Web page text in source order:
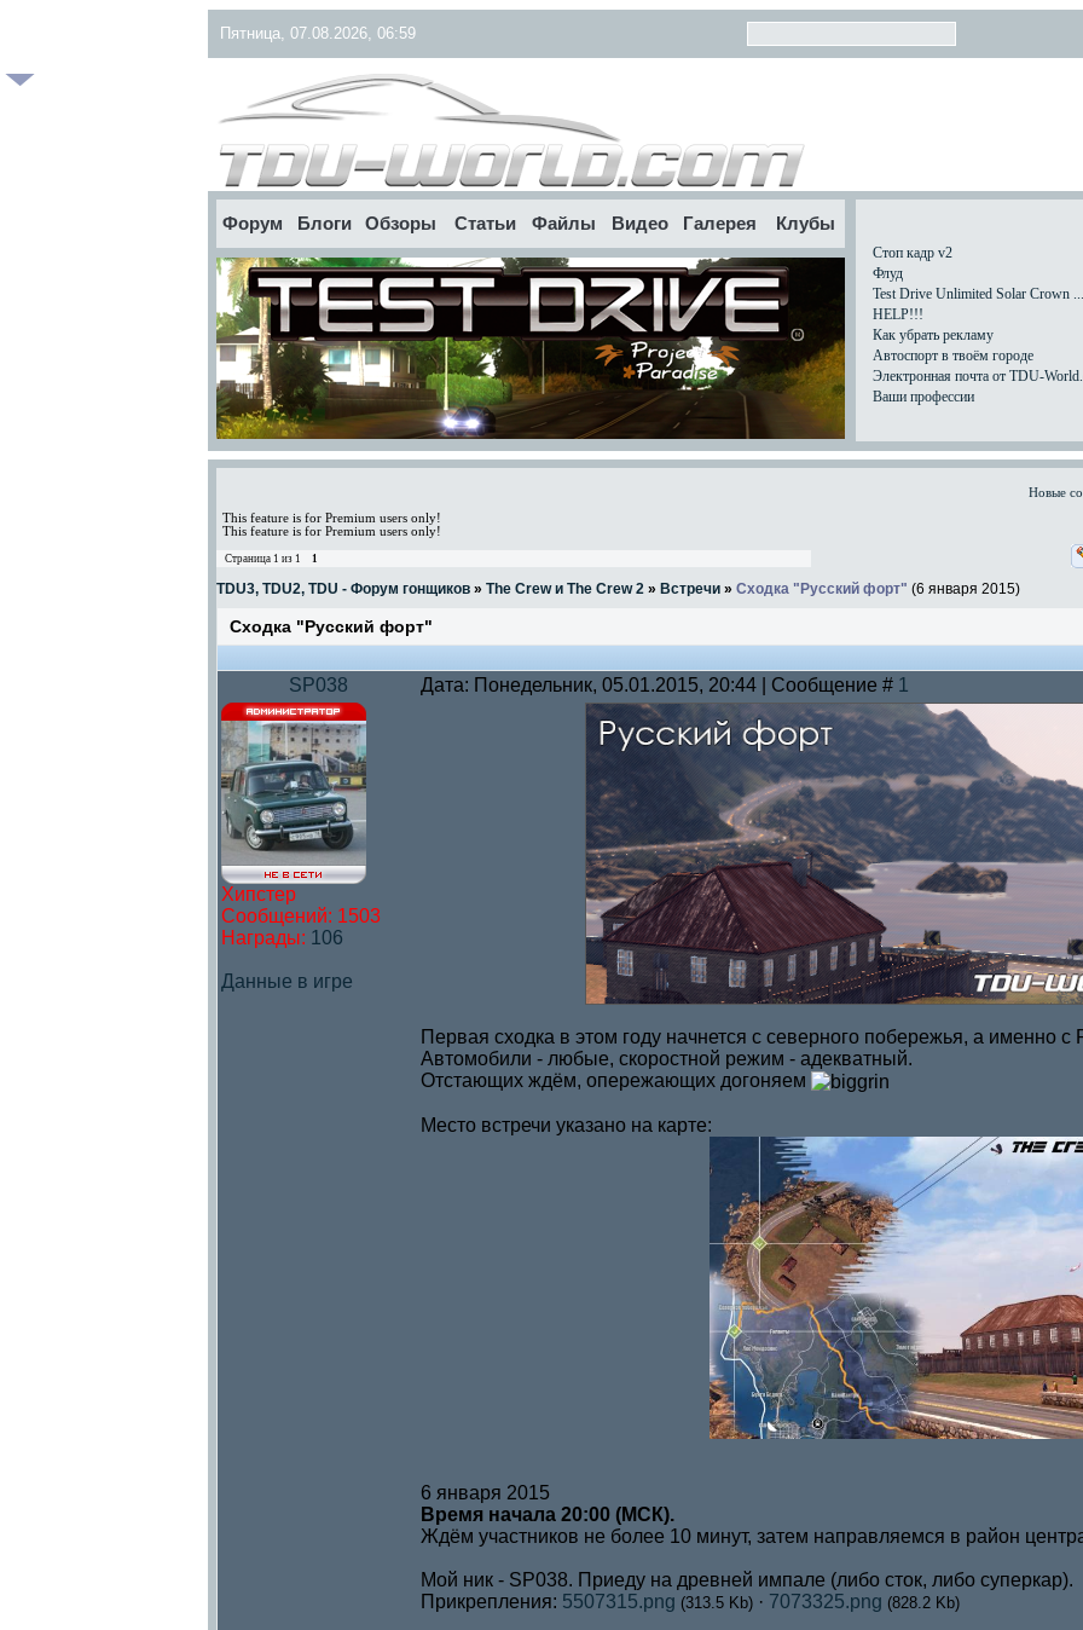
Пятница, 07.08.2026, 06:59
Форум Блоги Обзоры Статьи Файлы Видео Галерея Клубы
Стоп кадр v2
Флуд
Test Drive Unlimited Solar Crown ...
HELP!!!
Как убрать рекламу
Автоспорт в твоём городе
Электронная почта от TDU-
Ваши профессии
Новые
This feature is for Premium users only!
This feature is for Premium users only!
Страница 1 из 1 1
TDU3, TDU2, TDU - Форум гонщиков » The Crew и The Crew 2 » Встречи » Сходка "Русский форт" (6 января 2015)
Сходка "Русский форт"
SP038 Дата: Понедельник, 05.01.2015, 20:44 | Сообщение # 1
Хипстер
Сообщений: 1503
Награды: 106
Данные в игре
Первая сходка в этом году начнется с северного побережья, а именно с
Автомобили - любые, скоростной режим - адекватный.
Отстающих ждём, опережающих догоняем
Место встречи указано на карте:
6 января 2015
Время начала 20:00 (МСК).
Ждём участников не более 10 минут, затем направляемся в район
Мой ник - SP038. Приеду на древней импале (либо сток, либо суперкар).
Прикрепления: 5507315.png (313.5 Kb) · 7073325.png (828.2 Kb)